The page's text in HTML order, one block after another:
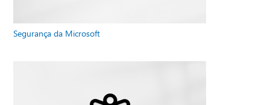
Segurança da Microsoft